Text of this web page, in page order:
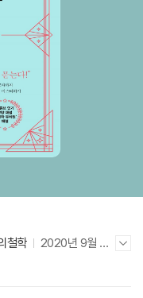
철학
2020년 9월 22